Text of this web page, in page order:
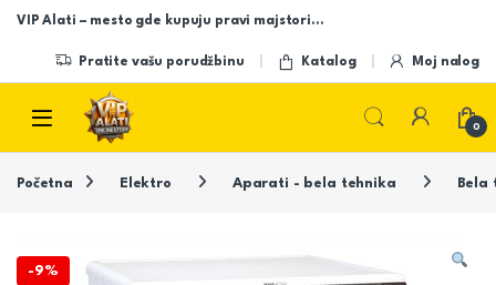
Skip to navigation
Skip to content
VIP Alati – mesto gde kupuju pravi majstori…
Pratite vašu porudžbinu Katalog Moj nalog
Open
0
Početna Elektro Aparati - bela tehnika Bela
-9%